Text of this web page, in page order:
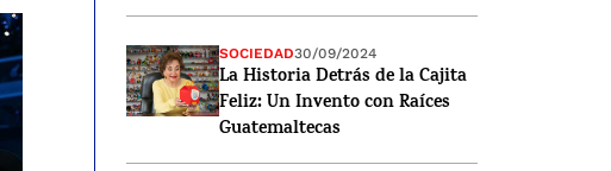
SOCIEDAD30/09/2024
La Historia Detrás de la Cajita
Feliz: Un Invento con Raíces
Guatemaltecas